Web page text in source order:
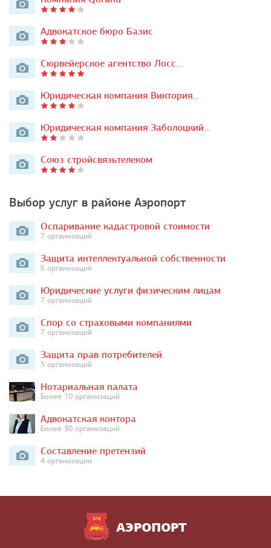
Адвокатское бюро Базис
Сюрвейерское агентство Лосс…
Юридическая компания Виктория…
Юридическая компания Заболоцкий…
Союз стройсвязьтелеком
Выбор услуг в районе Аэропорт
Оспаривание кадастровой стоимости
7 организаций
Защита интеллектуальной собственности
6 организаций
Юридические услуги физическим лицам
7 организаций
Спор со страховыми компаниями
7 организаций
Защита прав потребителей
5 организаций
Нотариальная палата
Более 10 организаций
Адвокатская контора
Более 30 организаций
Составление претензий
4 организации
АЭРОПОРТ